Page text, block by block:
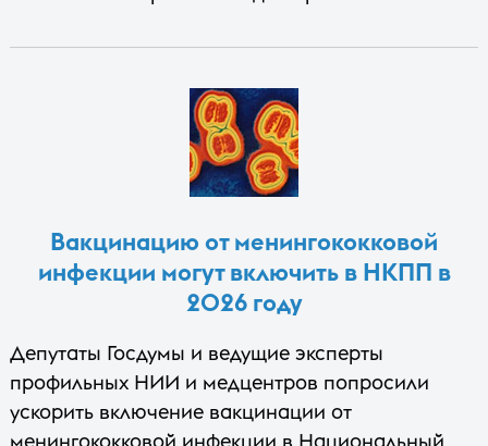
Вакцинацию от менингококковой
инфекции могут включить в НКПП в
2026 году
Депутаты Госдумы и ведущие эксперты
профильных НИИ и медцентров попросили
ускорить включение вакцинации от
менингококковой инфекции в Национальный